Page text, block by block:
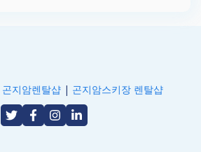
곤지암렌탈샵| 곤지암스키장 렌탈샵